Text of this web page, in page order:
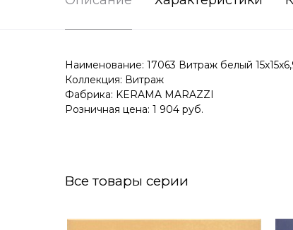
Наименование: 17063 Витраж белый
Коллекция: Витраж
Фабрика: KERAMA MARAZZI
Розничная цена: 1 904 руб.
Все товары серии